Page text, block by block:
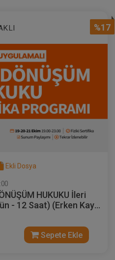
%17
Ekli Dosya
HUKUKU İleri
- 12 Saat) (Erken Kayıt
Sepete Ekle